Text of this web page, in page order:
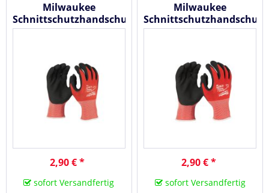
Milwaukee
Schnittschutzhandschuhe
Klasse A ( Größe 10/XL )
2,90 € *
sofort Versandfertig
Milwaukee
Klasse A ( Größe 9/ L )
2,90 € *
sofort Versandfertig